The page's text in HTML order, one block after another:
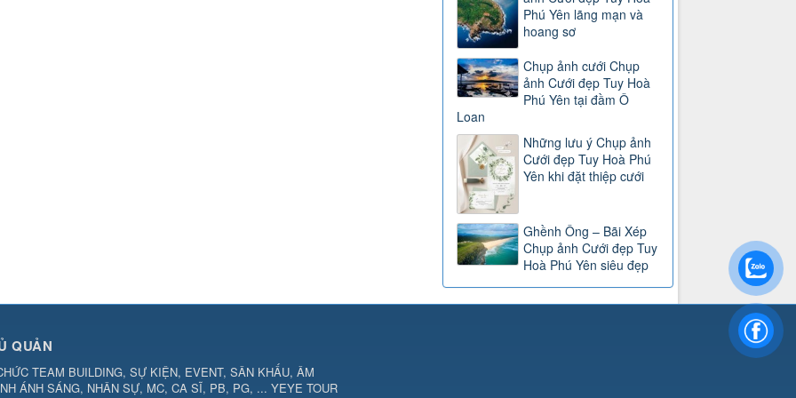
Phú Yên lãng mạn và
hoang sơ
Chụp ảnh cưới Chụp
ảnh Cưới đẹp Tuy Hoà
Phú Yên tại đầm Ô
Loan
Những lưu ý Chụp ảnh
Cưới đẹp Tuy Hoà Phú
Yên khi đặt thiệp cưới
Ghềnh Ông – Bãi Xép
Chụp ảnh Cưới đẹp Tuy
Hoà Phú Yên siêu đẹp
QUẢN
TEAM BUILDING, SỰ KIỆN, EVENT, SÂN KHẤU, ÂM
ÁNH SÁNG, NHÂN SỰ, MC, CA SĨ, PB, PG, ... YEYE TOUR